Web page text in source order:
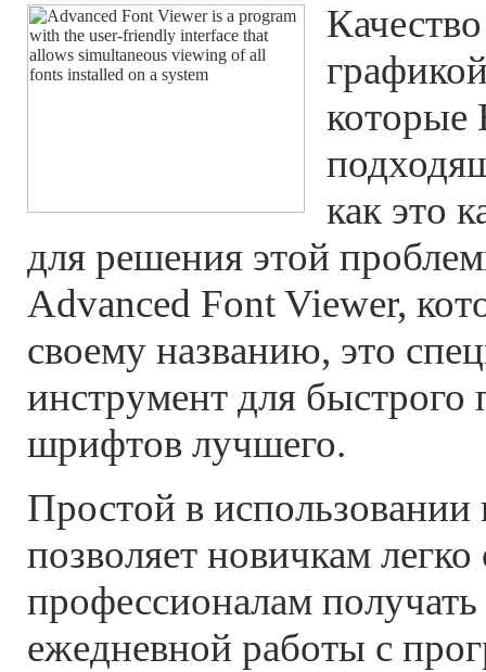
которые
как это
для решения этой
Advanced Font Viewer,
своему названию, это
инструмент для
шрифтов лучшего.
Простой в
позволяет новичкам легко
профессионалам получать
ежедневной работы с